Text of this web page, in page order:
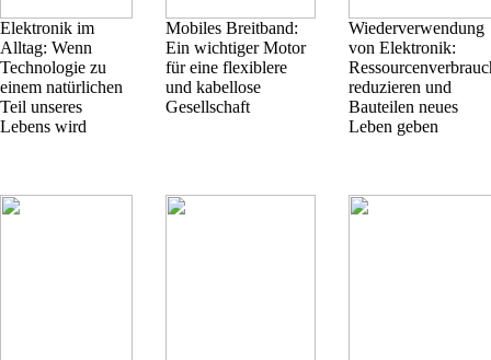
Elektronik im
Alltag: Wenn
Technologie zu
einem natürlichen
Teil unseres
Lebens wird
Mobiles Breitband:
Ein wichtiger Motor
für eine flexiblere
und kabellose
Gesellschaft
Wiederverwendung
von Elektronik:
reduzieren und
Bauteilen neues
Leben geben